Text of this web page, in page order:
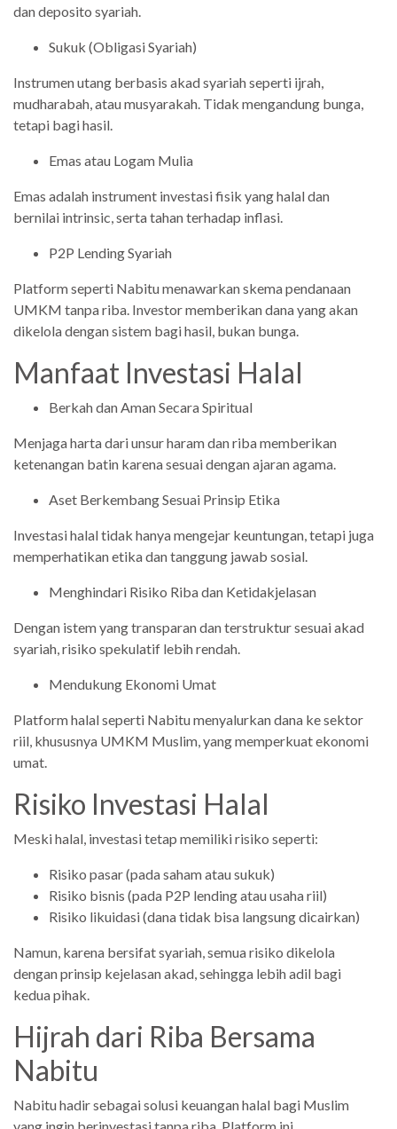
dan deposito syariah.
Sukuk (Obligasi Syariah)
Instrumen utang berbasis akad syariah seperti ijrah,
mudharabah, atau musyarakah. Tidak mengandung bunga,
tetapi bagi hasil.
Emas atau Logam Mulia
Emas adalah instrument investasi fisik yang halal dan
bernilai intrinsic, serta tahan terhadap inflasi.
P2P Lending Syariah
Platform seperti Nabitu menawarkan skema pendanaan
UMKM tanpa riba. Investor memberikan dana yang akan
dikelola dengan sistem bagi hasil, bukan bunga.
Manfaat Investasi Halal
Berkah dan Aman Secara Spiritual
Menjaga harta dari unsur haram dan riba memberikan
ketenangan batin karena sesuai dengan ajaran agama.
Aset Berkembang Sesuai Prinsip Etika
Investasi halal tidak hanya mengejar keuntungan, tetapi juga
memperhatikan etika dan tanggung jawab sosial.
Menghindari Risiko Riba dan Ketidakjelasan
Dengan istem yang transparan dan terstruktur sesuai akad
syariah, risiko spekulatif lebih rendah.
Mendukung Ekonomi Umat
Platform halal seperti Nabitu menyalurkan dana ke sektor
riil, khususnya UMKM Muslim, yang memperkuat ekonomi
umat.
Risiko Investasi Halal
Meski halal, investasi tetap memiliki risiko seperti:
Risiko pasar (pada saham atau sukuk)
Risiko bisnis (pada P2P lending atau usaha riil)
Risiko likuidasi (dana tidak bisa langsung dicairkan)
Namun, karena bersifat syariah, semua risiko dikelola
dengan prinsip kejelasan akad, sehingga lebih adil bagi
kedua pihak.
Hijrah dari Riba Bersama
Nabitu
Nabitu hadir sebagai solusi keuangan halal bagi Muslim